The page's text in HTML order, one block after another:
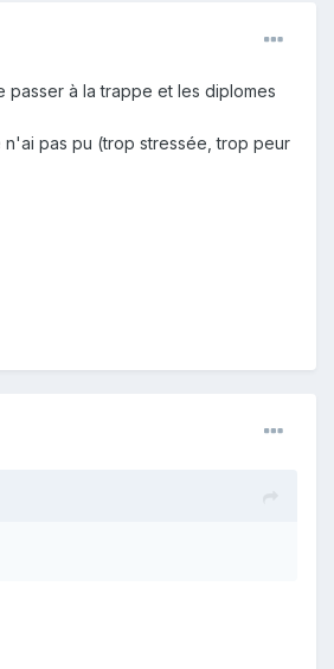
passer à la trappe et les diplomes
pas pu (trop stressée, trop peur